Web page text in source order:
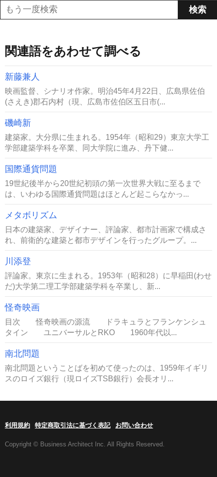
関連語をあわせて調べる
新藤兼人
映画監督、シナリオ作家。明治45年4月22日、広島県佐伯
(さえき)郡石内村（現、広島市佐伯区五日市(...
磯崎新
建築家。大分県に生まれる。1954年（昭和29）東京大学工
学部建築学科を卒業、同大学院に進み、丹下健...
国際通貨問題
19世紀後半から20世紀初頭の第一次世界大戦に至るまで
は、いわゆる国際通貨問題はほとんど起こらなかっ...
メタボリズム
日本の建築家、デザイナー、評論家、都市計画家で構成さ
れ、前衛的な建築と都市デザインを行ったグループ。...
川添登
評論家。東京に生まれる。1953年（昭和28）に早稲田(わせ
だ)大学第二理工学部建築学科を卒業し、新...
怪奇映画
目次 怪奇映画の源流 ドラキュラとフランケンシュ
タイン ユニバーサルとRKO 1960年代以...
南北問題
南北問題ということばを初めて使ったのは、1959年イギリ
スのロイズ銀行（現ロイズTSB銀行）会長オリ...
利用規約 特定商取引法に基づく表記 お問い合わせ
Copyright © Business Architect Inc. All Rights Reserved.